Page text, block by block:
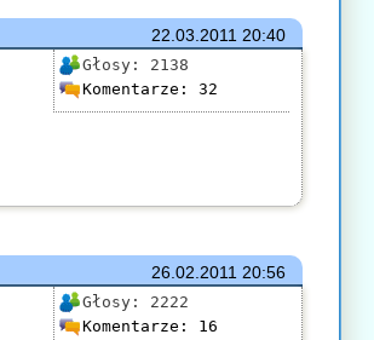
22.03.2011 20:40
Głosy: 2138
Komentarze: 32
26.02.2011 20:56
Głosy: 2222
Komentarze: 16